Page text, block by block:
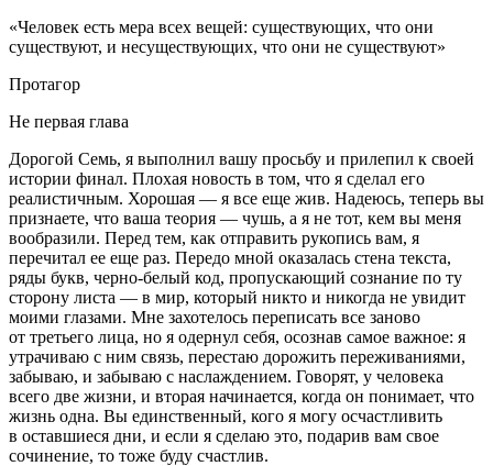
«Человек есть мера всех вещей: существующих, что они
существуют, и несуществующих, что они не существуют»
Протагор
Не первая глава
Дорогой Семь, я выполнил вашу просьбу и прилепил к своей
истории финал. Плохая новость в том, что я сделал его
реалистичным. Хорошая — я все еще жив. Надеюсь, теперь вы
признаете, что ваша теория — чушь, а я не тот, кем вы меня
вообразили. Перед тем, как отправить рукопись вам, я
перечитал ее еще раз. Передо мной оказалась стена текста,
ряды букв, черно-белый код, пропускающий сознание по ту
сторону листа — в мир, который никто и никогда не увидит
моими глазами. Мне захотелось переписать все заново
от третьего лица, но я одернул себя, осознав самое важное: я
утрачиваю с ним связь, перестаю дорожить переживаниями,
забываю, и забываю с наслаждением. Говорят, у человека
всего две жизни, и вторая начинается, когда он понимает, что
жизнь одна. Вы единственный, кого я могу осчастливить
в оставшиеся дни, и если я сделаю это, подарив вам свое
сочинение, то тоже буду счастлив.